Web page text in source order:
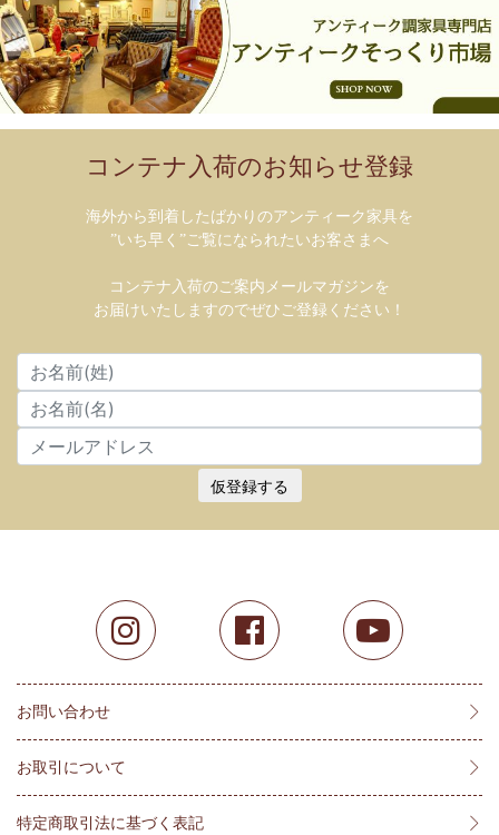
コンテナ入荷のお知らせ登録
海外から到着したばかりのアンティーク家具を
”いち早く”ご覧になられたいお客さまへ
コンテナ入荷のご案内メールマガジンを
お届けいたしますのでぜひご登録ください！
仮登録する
お問い合わせ
お取引について
特定商取引法に基づく表記